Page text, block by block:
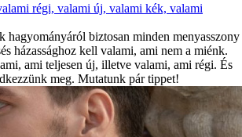
régi, valami új, valami kék, valami
hagyományáról biztosan minden menyasszony
házassághoz kell valami, ami nem a miénk.
ami teljesen új, illetve valami, ami régi. És
meg. Mutatunk pár tippet!